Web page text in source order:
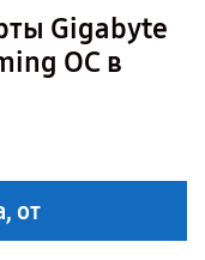
Gigabyte
OC в
от